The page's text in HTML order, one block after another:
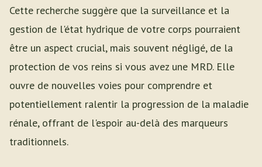
Cette recherche suggère que la surveillance et la
gestion de l'état hydrique de votre corps pourraient
être un aspect crucial, mais souvent négligé, de la
protection de vos reins si vous avez une MRD. Elle
ouvre de nouvelles voies pour comprendre et
potentiellement ralentir la progression de la maladie
rénale, offrant de l'espoir au-delà des marqueurs
traditionnels.